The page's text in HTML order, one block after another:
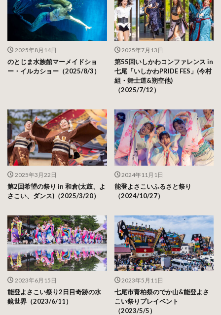
2025年8月14日
のとじま水族館マーメイドショ
ー・イルカショー（2025/8/3）
2025年7月13日
第55回いしかわコンファレンス in
七尾「いしかわPRIDE FES」(今村
組・舞士道&朔空他)
（2025/7/12）
2025年3月22日
第2回希望の祭り in 和倉(太鼓、よ
さこい、ダンス)（2025/3/20）
2024年11月1日
能登よさこいふるさと祭り
（2024/10/27）
2023年6月15日
能登よさこい祭り2日目奇跡の水
鏡世界（2023/6/11）
2023年5月11日
七尾市青柏祭のでか山&能登よさ
こい祭りプレイベント
（2023/5/5）